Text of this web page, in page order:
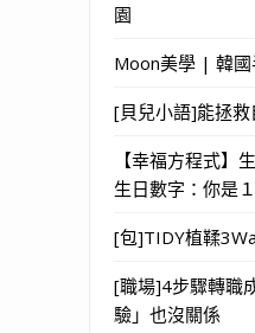
園
Moon美學 | 韓國
[貝兒小語]能拯
【幸福方程式】
生日數字：你是
[包]TIDY植鞣
[職場]4步驟轉職
驗」也沒關係